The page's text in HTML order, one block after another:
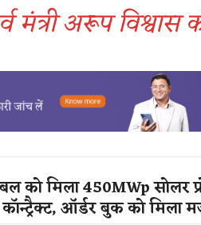
अरूप विश्वास
को मिला 450MWp सोलर
ऑर्डर बुक को मिला